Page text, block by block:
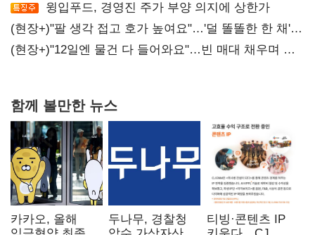
윙입푸드, 경영진 주가 부양 의지에 상한가
(현장+)"팔 생각 접고 호가 높여요"…'덜 똘똘한 한 채'
20억 키맞추기
(현장+)"12일엔 물건 다 들어와요"…빈 매대 채우며 문
함께 볼만한 뉴스
카카오, 올해
두나무, 경찰청
티빙·콘텐츠 IP